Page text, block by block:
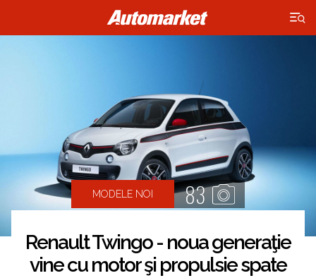
×
MODELE NOI 83
Renault Twingo - noua generaţie
vine cu motor şi propulsie spate